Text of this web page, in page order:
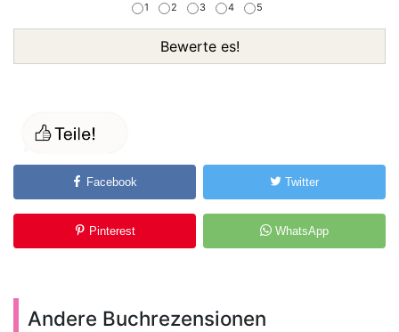
1 2 3 4 5
Bewerte es!
Facebook Twitter
Pinterest WhatsApp
Andere Buchrezensionen